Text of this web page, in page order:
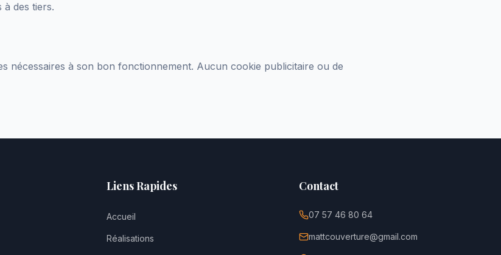
à des tiers.
nécessaires à son bon fonctionnement. Aucun cookie publicitaire ou de
Liens Rapides
Accueil
Réalisations
Contact
07 57 46 80 64
mattcouverture@gmail.com